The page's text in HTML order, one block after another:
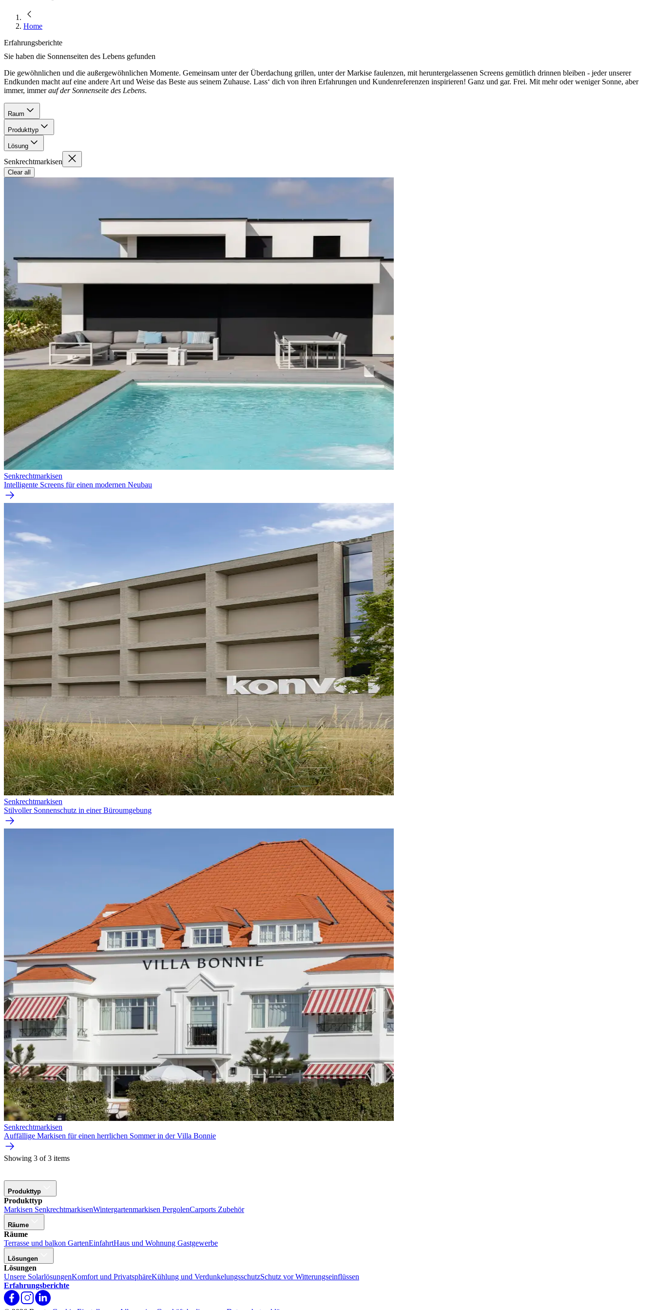
Home
Erfahrungsberichte
Sie haben die Sonnenseiten des Lebens gefunden
Die gewöhnlichen und die außergewöhnlichen Momente. Gemeinsam unter der Überdachung grillen, unter der Markise faulenzen, mit heruntergelassenen Screens gemütlich drinnen bleiben - jeder unserer
Endkunden macht auf eine andere Art und Weise das Beste aus seinem Zuhause. Lass‘ dich von ihren Erfahrungen und Kundenreferenzen inspirieren! Ganz und gar. Frei. Mit mehr oder weniger Sonne, aber
immer, immerauf der Sonnenseite des Lebens.
Raum
Produkttyp
Lösung
Senkrecht­markisen
Clear all
Senkrecht­markisen
Intelligente Screens für einen modernen Neubau
Senkrecht­markisen
Stilvoller Sonnenschutz in einer Büroumgebung
Senkrecht­markisen
Auffällige Markisen für einen herrlichen Sommer in der Villa Bonnie
Showing 3 of 3 items
Produkttyp
Produkttyp
Markisen SenkrechtmarkisenWintergartenmarkisen PergolenCarports Zubehör
Räume
Räume
Terrasse und balkon GartenEinfahrtHaus und Wohnung Gastgewerbe
Lösungen
Lösungen
Unsere SolarlösungenKomfort und PrivatsphäreKühlung und VerdunkelungsschutzSchutz vor Witterungseinflüssen
Erfahrungsberichte